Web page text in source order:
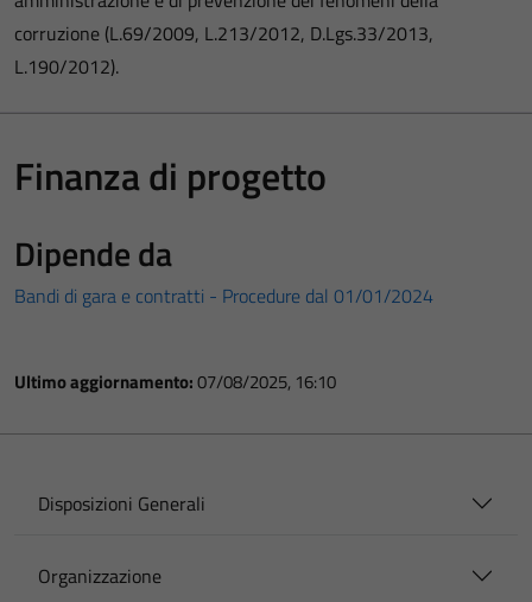
corruzione (L.69/2009, L.213/2012, D.Lgs.33/2013,
L.190/2012).
Finanza di progetto
Dipende da
Bandi di gara e contratti - Procedure dal 01/01/2024
Ultimo aggiornamento:07/08/2025, 16:10
Disposizioni Generali
Organizzazione